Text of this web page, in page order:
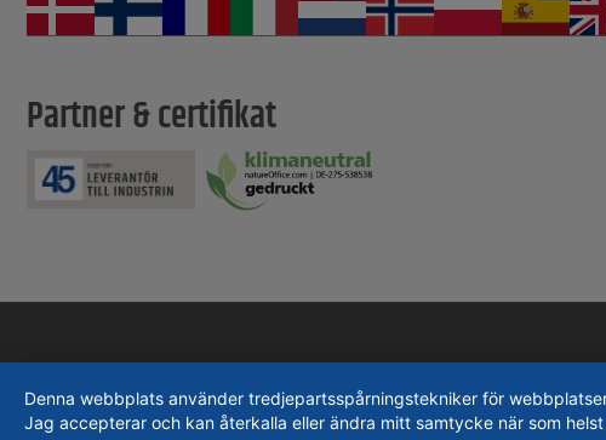
Partner & certifikat
Denna webbplats använder tredjepartsspårningstekniker för
Jag accepterar och kan återkalla eller ändra mitt samtycke när som